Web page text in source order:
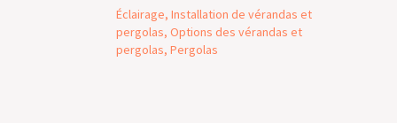
Éclairage, Installation de vérandas et
pergolas, Options des vérandas et
pergolas, Pergolas